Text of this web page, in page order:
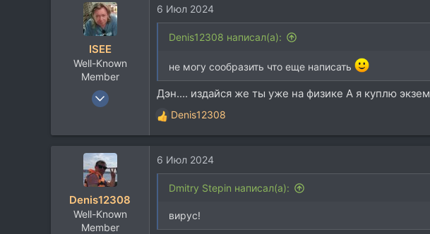
Москва
к
ц
ISEE
Well-Known
Member
4 Апр 2023
113
Mytischchi
6 Июл 2024
Denis12308 написал(а):
не могу сообразить что еще написать
Дэн.... издайся же ты уже на физике А я куплю
Р
е
к
ц
Denis12308
Denis12308
Well-Known
Member
6 Июл 2024
Dmitry Stepin написал(а):
вирус!